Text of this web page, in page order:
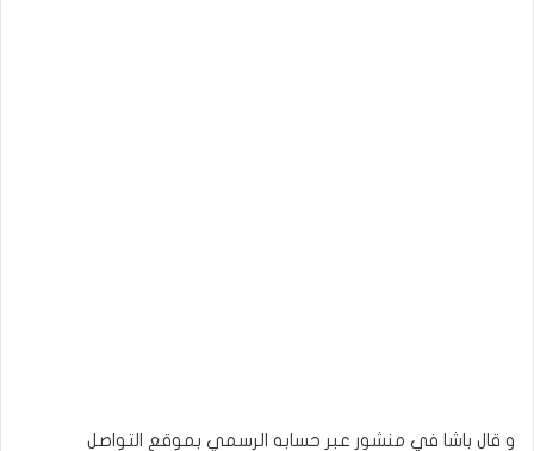
و قال باشا في منشور عبر حسابه الرسمي بموقع التواصل